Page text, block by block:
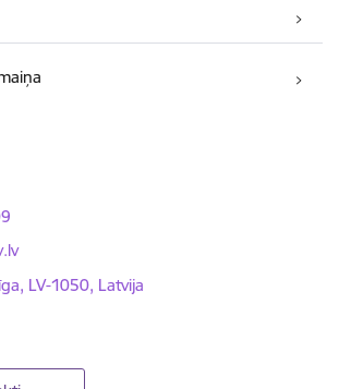
LV-1050, Latvija